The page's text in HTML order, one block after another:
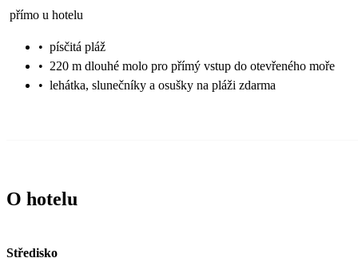
přímo u hotelu
• písčitá pláž
• 220 m dlouhé molo pro přímý vstup do otevřeného moře
• lehátka, slunečníky a osušky na pláži zdarma
O hotelu
Středisko